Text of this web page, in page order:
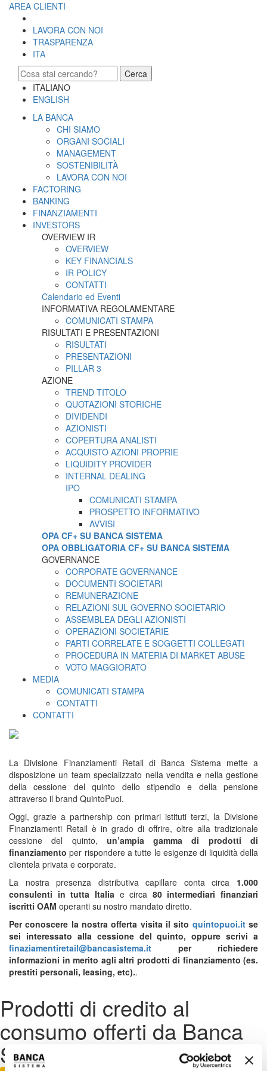
AREA CLIENTI
LAVORA CON NOI
TRASPARENZA
ITA
Cerca
ITALIANO
ENGLISH
LA BANCA
CHI SIAMO
ORGANI SOCIALI
MANAGEMENT
SOSTENIBILITÀ
LAVORA CON NOI
FACTORING
BANKING
FINANZIAMENTI
INVESTORS
OVERVIEW IR
OVERVIEW
KEY FINANCIALS
IR POLICY
CONTATTI
Calendario ed Eventi
INFORMATIVA REGOLAMENTARE
COMUNICATI STAMPA
RISULTATI E PRESENTAZIONI
RISULTATI
PRESENTAZIONI
PILLAR 3
AZIONE
TREND TITOLO
QUOTAZIONI STORICHE
DIVIDENDI
AZIONISTI
COPERTURA ANALISTI
ACQUISTO AZIONI PROPRIE
LIQUIDITY PROVIDER
INTERNAL DEALING
IPO
COMUNICATI STAMPA
PROSPETTO INFORMATIVO
AVVISI
OPA CF+ SU BANCA SISTEMA
OPA OBBLIGATORIA CF+ SU BANCA SISTEMA
GOVERNANCE
CORPORATE GOVERNANCE
DOCUMENTI SOCIETARI
REMUNERAZIONE
RELAZIONI SUL GOVERNO SOCIETARIO
ASSEMBLEA DEGLI AZIONISTI
OPERAZIONI SOCIETARIE
PARTI CORRELATE E SOGGETTI COLLEGATI
PROCEDURA IN MATERIA DI MARKET ABUSE
VOTO MAGGIORATO
MEDIA
COMUNICATI STAMPA
CONTATTI
CONTATTI
La Divisione Finanziamenti Retail di Banca Sistema mette a
disposizione un team specializzato nella vendita e nella gestione
della cessione del quinto dello stipendio e della pensione
attraverso il brand QuintoPuoi.
Oggi, grazie a partnership con primari istituti terzi, la Divisione
Finanziamenti Retail è in grado di offrire, oltre alla tradizionale
cessione del quinto, un’ampia gamma di prodotti di
finanziamento per rispondere a tutte le esigenze di liquidità della
clientela privata e corporate.
La nostra presenza distributiva capillare conta circa 1.000
consulenti in tutta Italiae circa 80 intermediari finanziari
iscritti OAM operanti su nostro mandato diretto.
Per conoscere la nostra offerta visita il sito quintopuoi.itse
sei interessato alla cessione del quinto, oppure scrivi a
finaziamentiretail@bancasistema.it per richiedere
informazioni in merito agli altri prodotti di finanziamento (es.
prestiti personali, leasing, etc)..
Prodotti di credito al
consumo offerti da Banca
Sistema